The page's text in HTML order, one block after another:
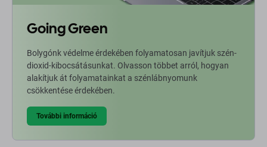
Going Green
Bolygónk védelme érdekében folyamatosan javítjuk szén-
dioxid-kibocsátásunkat. Olvasson többet arról, hogyan
alakítjuk át folyamatainkat a szénlábnyomunk
csökkentése érdekében.
További információ